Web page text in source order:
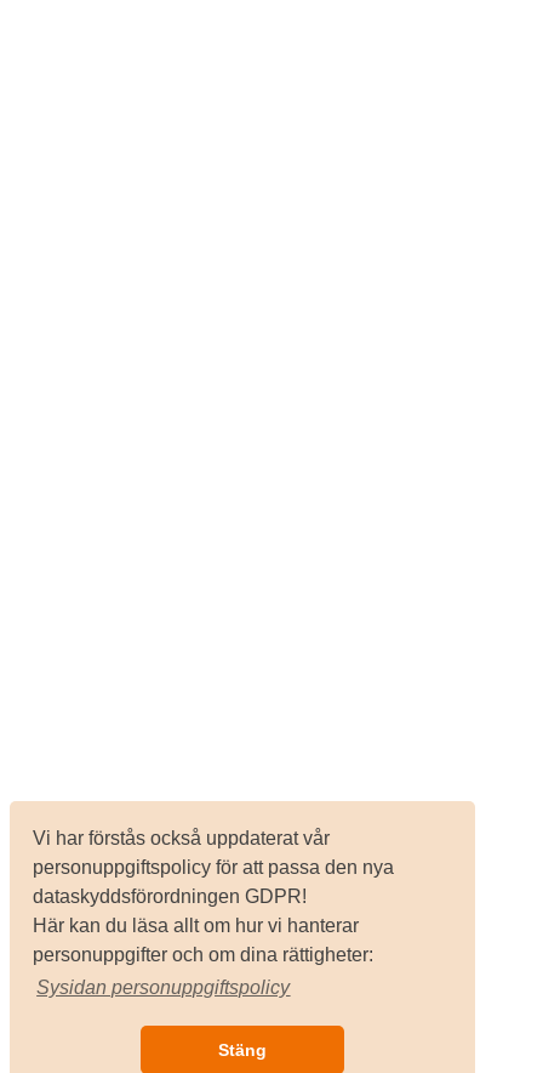
Vi har förstås också uppdaterat vår
personuppgiftspolicy för att passa den nya
dataskyddsförordningen GDPR!
Här kan du läsa allt om hur vi hanterar
personuppgifter och om dina rättigheter:
Sysidan personuppgiftspolicy
Stäng